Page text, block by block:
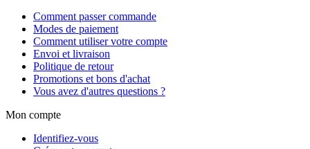
Comment passer commande
Modes de paiement
Comment utiliser votre compte
Envoi et livraison
Politique de retour
Promotions et bons d'achat
Vous avez d'autres questions ?
Mon compte
Identifiez-vous